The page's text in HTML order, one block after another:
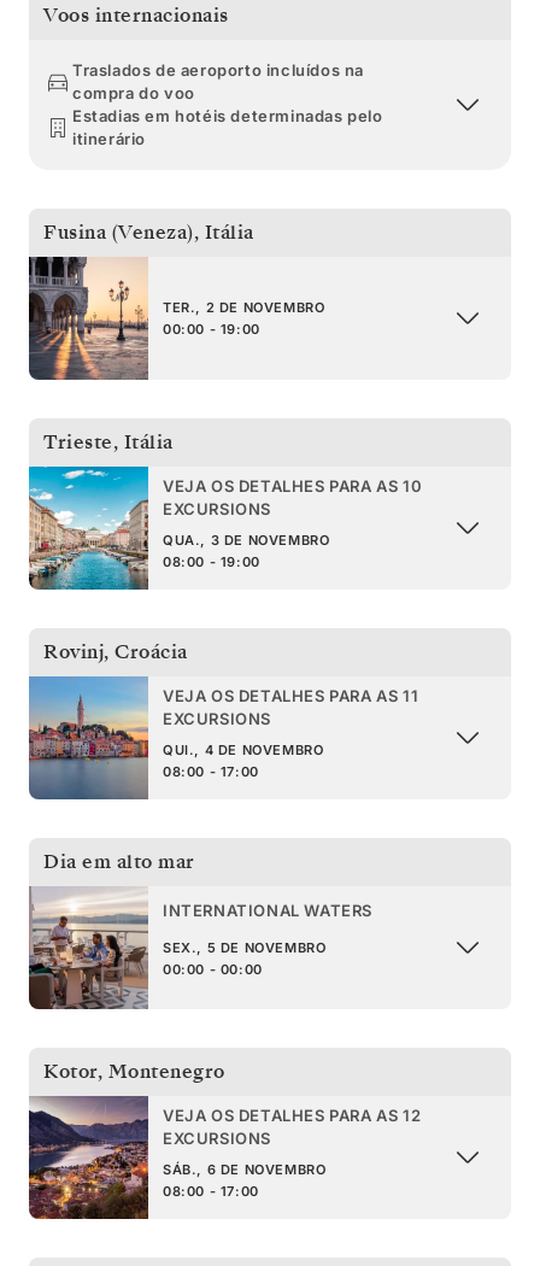
Voos internacionais
Traslados de aeroporto incluídos na
compra do voo
Estadias em hotéis determinadas pelo
itinerário
Fusina (Veneza), Itália
TER., 2 DE NOVEMBRO
00:00 - 19:00
Trieste, Itália
VEJA OS DETALHES PARA AS 10
EXCURSIONS
QUA., 3 DE NOVEMBRO
08:00 - 19:00
Rovinj, Croácia
VEJA OS DETALHES PARA AS 11
EXCURSIONS
QUI., 4 DE NOVEMBRO
08:00 - 17:00
Dia em alto mar
INTERNATIONAL WATERS
SEX., 5 DE NOVEMBRO
00:00 - 00:00
Kotor, Montenegro
VEJA OS DETALHES PARA AS 12
EXCURSIONS
SÁB., 6 DE NOVEMBRO
08:00 - 17:00